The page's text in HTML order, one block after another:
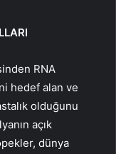
RNA
hedef alan ve
olduğunu
açık
dünya